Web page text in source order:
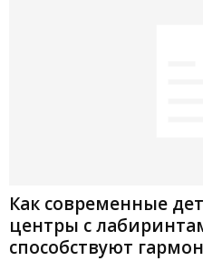
Как современные
центры с
способствуют